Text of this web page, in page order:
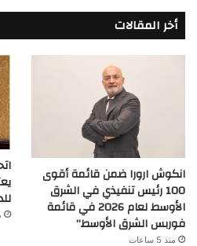
أخر المقالات
انكوش ارورا ضمن قائمة أقوى
100 رئيس تنفيذي في الشرق
الأوسط لعام 2026 في قائمة
فوربس الشرق الأوسط”
منذ 5 ساعات